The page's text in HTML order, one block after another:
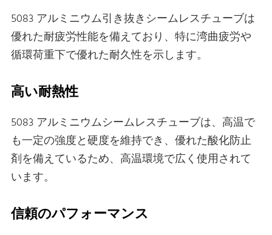
5083 アルミニウム引き抜きシームレスチューブは
優れた耐疲労性能を備えており、特に湾曲疲労や
循環荷重下で優れた耐久性を示します。
高い耐熱性
5083 アルミニウムシームレスチューブは、高温で
も一定の強度と硬度を維持でき、優れた酸化防止
剤を備えているため、高温環境で広く使用されて
います。
信頼のパフォーマンス